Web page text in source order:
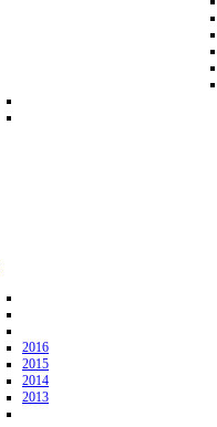
2016
2015
2014
2013